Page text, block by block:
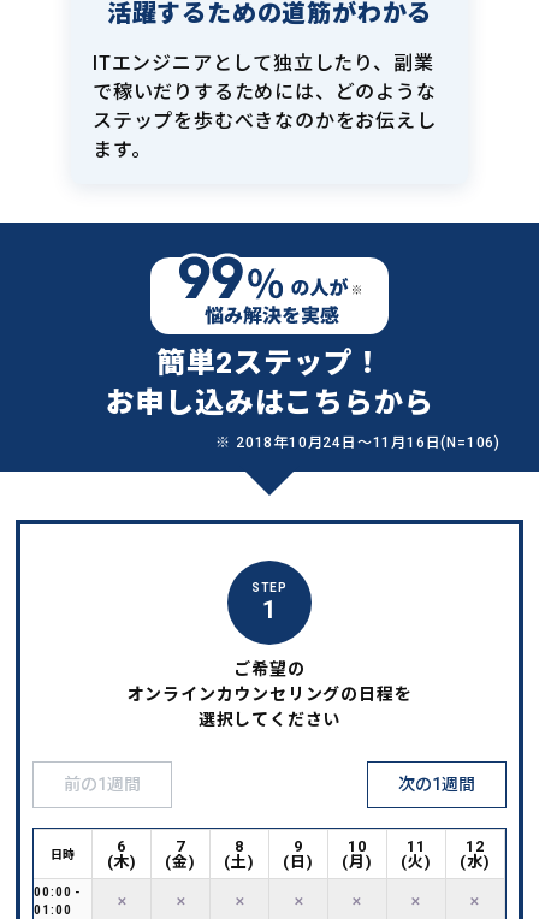
活躍するための道筋がわかる
ITエンジニアとして独立したり、副業
で稼いだりするためには、どのような
ステップを歩むべきなのかをお伝えし
ます。
簡単2ステップ！
お申し込みはこちらから
※ 2018年10月24日〜11月16日(N=106)
STEP
1
ご希望の
オンラインカウンセリングの日程を
選択してください
前の1週間 次の1週間
日時
00:00 -
01:00
6
(木)
✕
7
(金)
✕
8
(土)
✕
9
( 日 )
✕
10
(月 )
✕
11
(火)
✕
12
(水)
✕